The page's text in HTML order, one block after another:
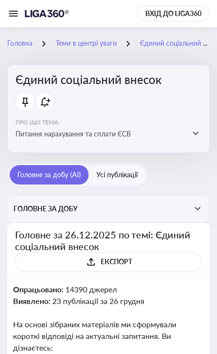
ВХІД ДО LIGA360
Головна Теми в центрі уваги Єдиний соціальний внесок
Єдиний соціальний внесок
ПРО ЩО ТЕМА:
Питання нарахування та сплати ЄСВ
Головне за добу (AI) Усі публікації
ГОЛОВНЕ ЗА ДОБУ
Головне за 26.12.2025 по темі: Єдиний
соціальний внесок
ЕКСПОРТ
Опрацьовано: 14390 джерел
Виявлено: 23 публікації за 26 грудня
На основі зібраних матеріалів ми сформували
короткі відповіді на актуальні запитання. Ви
дізнаєтесь: